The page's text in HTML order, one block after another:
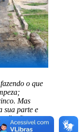
o que
Mas
sua parte e
afirma o